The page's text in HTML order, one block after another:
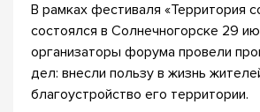
В рамках фестиваля «Территория
состоялся в Солнечногорске 29
организаторы форума провели
дел: внесли пользу в жизнь
благоустройство его территории.